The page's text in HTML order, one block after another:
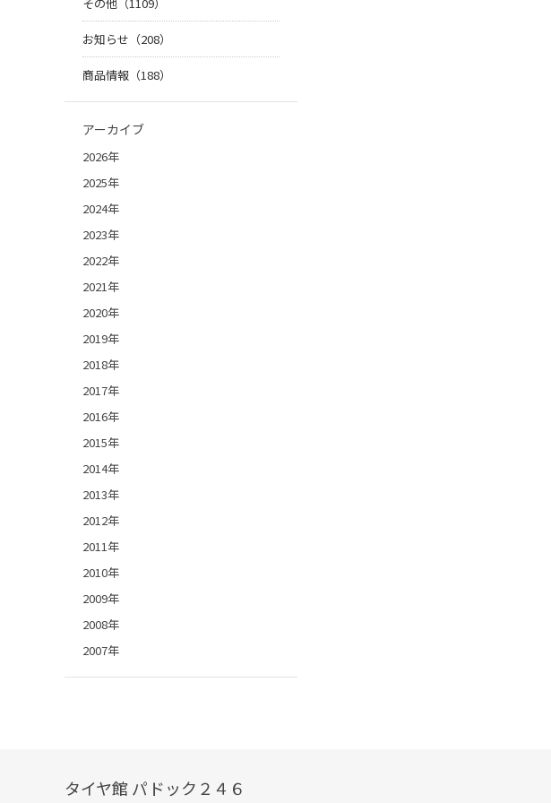
その他（1109）
お知らせ（208）
商品情報（188）
アーカイブ
2026年
2025年
2024年
2023年
2022年
2021年
2020年
2019年
2018年
2017年
2016年
2015年
2014年
2013年
2012年
2011年
2010年
2009年
2008年
2007年
タイヤ館 パドック２４６